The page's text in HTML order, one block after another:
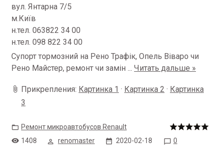
вул. Янтарна 7/5
м.Київ
н.тел. 063822 34 00
н.тел. 098 822 34 00
Супорт тормозний на Рено Трафік, Опель Віваро чи
Рено Майстер, ремонт чи замін ... Читать дальше »
Прикрепления: Картинка 1 · Картинка 2 · Картинка
3
Ремонт микроавтобусов Renault
1408
renomaster 2020-02-18 0